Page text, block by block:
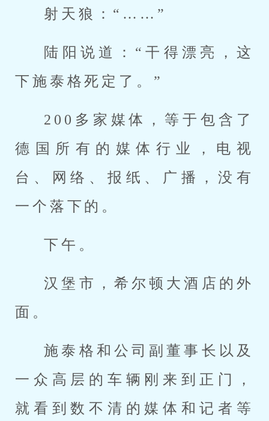
射天狼：“……”
陆阳说道：“干得漂亮，这
下施泰格死定了。”
200多家媒体，等于包含了
德国所有的媒体行业，电视
台、网络、报纸、广播，没有
一个落下的。
下午。
汉堡市，希尔顿大酒店的外
面。
施泰格和公司副董事长以及
一众高层的车辆刚来到正门，
就看到数不清的媒体和记者等